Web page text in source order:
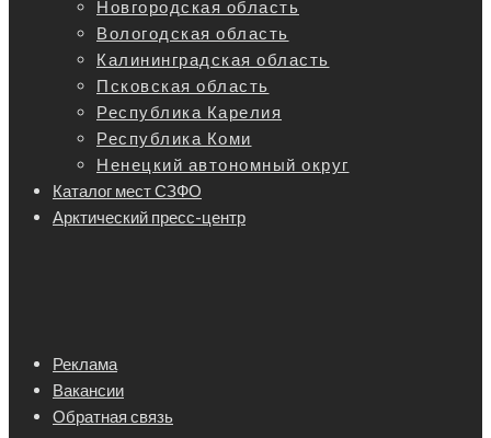
Новгородская область
Вологодская область
Калининградская область
Псковская область
Республика Карелия
Республика Коми
Ненецкий автономный округ
Каталог мест СЗФО
Арктический пресс-центр
Реклама
Вакансии
Обратная связь